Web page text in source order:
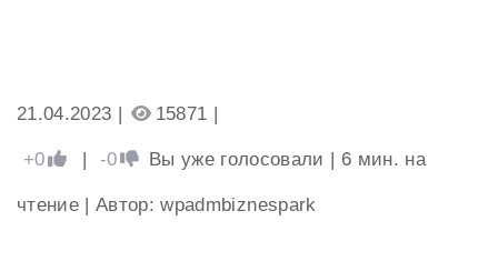
21.04.2023 | 15871 |
+0 -0 Вы уже голосовали 6 мин. на
чтение | Автор: wpadmbiznespark